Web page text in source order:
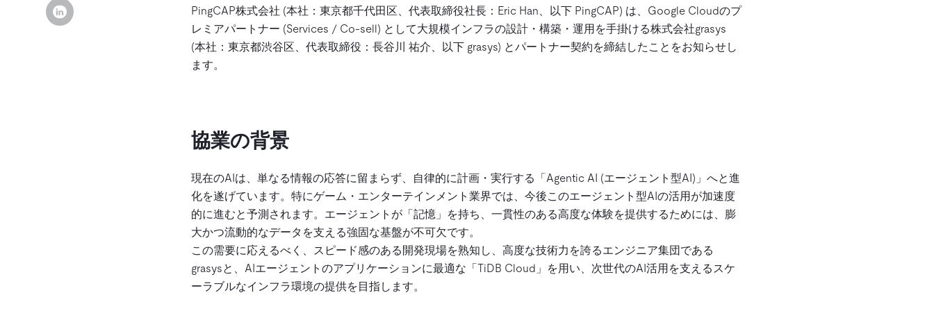
PingCAP株式会社 (本社：東京都千代田区、代表取締役社長：Eric Han、以下 PingCAP) は、Google Cloudのプ
レミアパートナー (Services / Co-sell) として大規模インフラの設計・構築・運用を手掛ける株式会社grasys
(本社：東京都渋谷区、代表取締役：長谷川 祐介、以下 grasys) とパートナー契約を締結したことをお知らせし
ます。
協業の背景
現在のAIは、単なる情報の応答に留まらず、自律的に計画・実行する「Agentic AI (エージェント型AI)」へと進
化を遂げています。特にゲーム・エンターテインメント業界では、今後このエージェント型AIの活用が加速度
的に進むと予測されます。エージェントが「記憶」を持ち、一貫性のある高度な体験を提供するためには、膨
大かつ流動的なデータを支える強固な基盤が不可欠です。
この需要に応えるべく、スピード感のある開発現場を熟知し、高度な技術力を誇るエンジニア集団である
grasysと、AIエージェントのアプリケーションに最適な「TiDB Cloud」を用い、次世代のAI活用を支えるスケ
ーラブルなインフラ環境の提供を目指します。